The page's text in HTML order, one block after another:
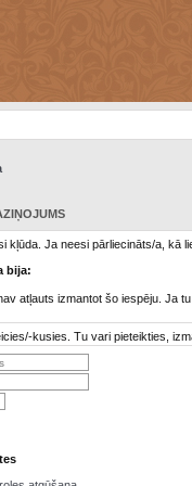
kļūda. Ja neesi pārliecināts/a, kā
bija:
atļauts izmantot šo iespēju. Ja
kusies. Tu vari pieteikties,